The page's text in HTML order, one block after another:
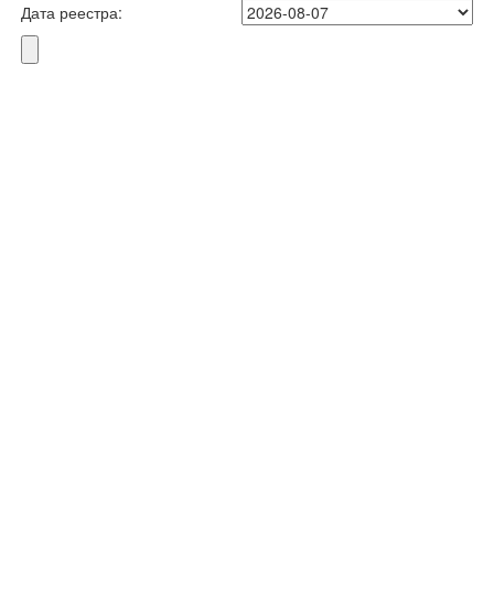
Дата реестра: